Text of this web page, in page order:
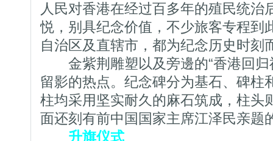
人民对香港在经过百多年的殖民统治
悦，别具纪念价值，不少旅客专程到
自治区及直辖市，都为纪念历史时刻
金紫荆雕塑以及旁邊的“香港回归
留影的热点。纪念碑分为基石、碑柱
柱均采用坚实耐久的麻石筑成，柱头
面还刻有前中国国家主席江泽民亲题
升旗仪式